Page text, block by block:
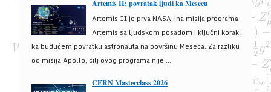
Artemis II: povratak ljudi ka Mesecu
Artemis II je prva NASA-ina misija programa
Artemis sa ljudskom posadom i ključni korak
ka budućem povratku astronauta na površinu Meseca. Za razliku
od misija Apollo, cilj ovog programa nije ...
CERN Masterclass 2026